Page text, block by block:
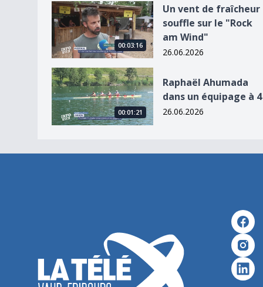
Un vent de fraîcheur souffle sur le &quot;Rock
00:03:16
Un vent de fraîcheur
souffle sur le "Rock
am Wind"
26.06.2026
Raphaël Ahumada dans un équipage à 4
00:01:21
Raphaël Ahumada
dans un équipage à 4
26.06.2026